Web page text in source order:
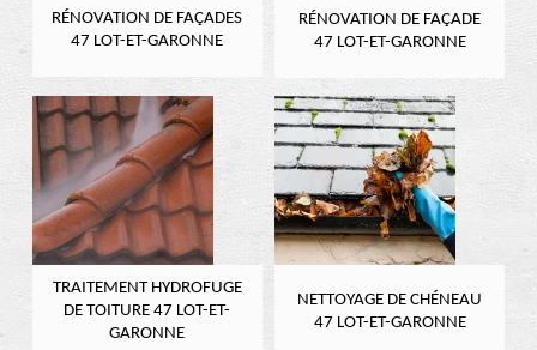
RÉNOVATION DE FAÇADES
47 LOT-ET-GARONNE
RÉNOVATION DE FAÇADE
47 LOT-ET-GARONNE
TRAITEMENT HYDROFUGE
DE TOITURE 47 LOT-ET-
GARONNE
NETTOYAGE DE CHÉNEAU
47 LOT-ET-GARONNE